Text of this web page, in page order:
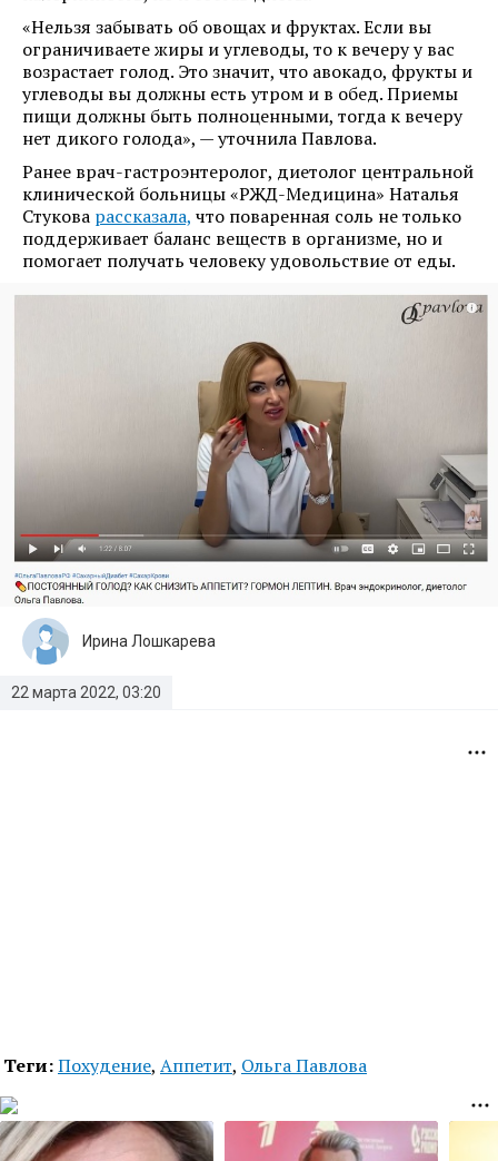
«Нельзя забывать об овощах и фруктах. Если вы
ограничиваете жиры и углеводы, то к вечеру у вас
возрастает голод. Это значит, что авокадо, фрукты и
углеводы вы должны есть утром и в обед. Приемы
пищи должны быть полноценными, тогда к вечеру
нет дикого голода», — уточнила Павлова.
Ранее врач-гастроэнтеролог, диетолог центральной
клинической больницы «РЖД-Медицина» Наталья
Стукова рассказала, что поваренная соль не только
поддерживает баланс веществ в организме, но и
помогает получать человеку удовольствие от еды.
22 марта 2022, 03:20
Ирина Лошкарева
Теги:Похудение, Аппетит, Ольга Павлова